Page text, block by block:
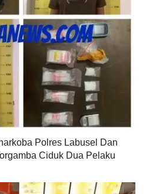
Polres Labusel Dan
Ciduk Dua Pelaku